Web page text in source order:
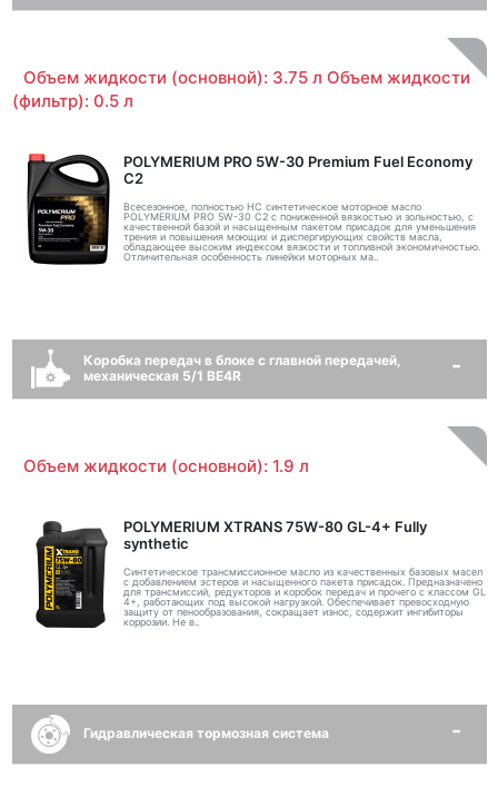
Объем жидкости (основной): 3.75 л Объем жидкости
(фильтр): 0.5 л
POLYMERIUM PRO 5W-30 Premium Fuel Economy
С2
Всесезонное, полностью HC синтетическое моторное масло
POLYMERIUM PRO 5W-30 C2 с пониженной вязкостью и зольностью, с
качественной базой и насыщенным пакетом присадок для уменьшения
трения и повышения моющих и диспергирующих свойств масла,
обладающее высоким индексом вязкости и топливной экономичностью.
Отличительная особенность линейки моторных ма..
Коробка передач в блоке с главной передачей,
механическая 5/1 BE4R
Объем жидкости (основной): 1.9 л
POLYMERIUM XTRANS 75W-80 GL-4+ Fully
synthetic
Синтетическое трансмиссионное масло из качественных базовых масел
с добавлением эстеров и насыщенного пакета присадок. Предназначено
для трансмиссий, редукторов и коробок передач и прочего с классом GL
4+, работающих под высокой нагрузкой. Обеспечивает превосходную
защиту от пенообразования, сокращает износ, содержит ингибиторы
коррозии. Не в..
Гидравлическая тормозная система